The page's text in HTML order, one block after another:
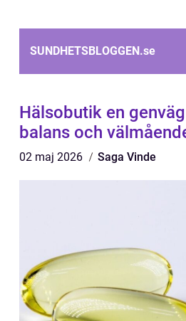
SUNDHETSBLOGGEN.se
Hälsobutik en
balans och
02 maj 2026 Saga Vinde